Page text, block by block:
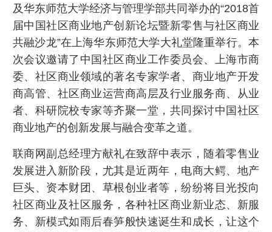
及华东师范大学经济与管理学部共同举办的“2018首
届中国社区商业地产创新论坛暨新零售与社区商业
共融沙龙”在上海华东师范大学大礼堂隆重举行。本
次会议邀请了中国社区商业工作委员会、上海市商
委、社区商业领域的著名专家学者、商业地产开发
商高管、社区商业运营商高层及行业服务商、从业
者、科研院校专家等齐聚一堂，共同探讨中国社区
商业地产的创新发展与融合变革之道。
联商网副总经理方献礼在致辞中表示，随着零售业
发展进入新阶段，尤其是近两年，电商大鳄、地产
巨头、资本财团、草根创业者等，纷纷将目光投向
社区商业及社区服务，各种社区商业新业态、新服
务、新模式如雨后春笋般快速诞生和成长，让这个